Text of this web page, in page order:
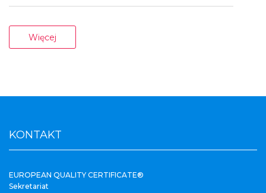
Więcej
KONTAKT
EUROPEAN QUALITY CERTIFICATE®
Sekretariat